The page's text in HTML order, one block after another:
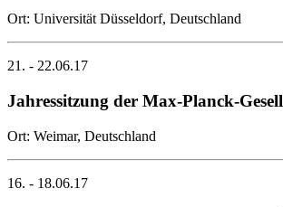
Ort: Universität Düsseldorf, Deutschland
21. - 22.06.17
Jahressitzung der Max-Planck-
Ort: Weimar, Deutschland
16. - 18.06.17